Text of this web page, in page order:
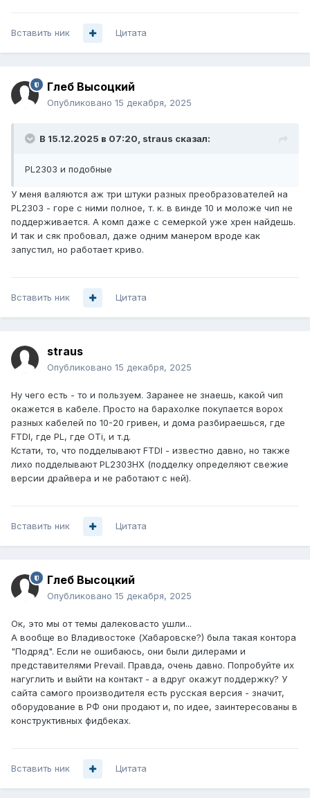
Вставить ник Цитата
Глеб Высоцкий
Опубликовано 15 декабря, 2025
В 15.12.2025 в 07:20, straus сказал:
PL2303 и подобные
У меня валяются аж три штуки разных преобразователей на
PL2303 - горе с ними полное, т. к. в винде 10 и моложе чип не
поддерживается. А комп даже с семеркой уже хрен найдешь.
И так и сяк пробовал, даже одним манером вроде как
запустил, но работает криво.
Вставить ник Цитата
straus
Опубликовано 15 декабря, 2025
Ну чего есть - то и пользуем. Заранее не знаешь, какой чип
окажется в кабеле. Просто на барахолке покупается ворох
разных кабелей по 10-20 гривен, и дома разбираешься, где
FTDI, где PL, где OTi, и т.д.
Кстати, то, что подделывают FTDI - известно давно, но также
лихо подделывают PL2303HX (подделку определяют свежие
версии драйвера и не работают с ней).
Вставить ник Цитата
Глеб Высоцкий
Опубликовано 15 декабря, 2025
Ок, это мы от темы далековасто ушли...
А вообще во Владивостоке (Хабаровске?) была такая контора
"Подряд". Если не ошибаюсь, они были дилерами и
представителями Prevail. Правда, очень давно. Попробуйте их
нагуглить и выйти на контакт - а вдруг окажут поддержку? У
сайта самого производителя есть русская версия - значит,
оборудование в РФ они продают и, по идее, заинтересованы в
конструктивных фидбеках.
Вставить ник Цитата